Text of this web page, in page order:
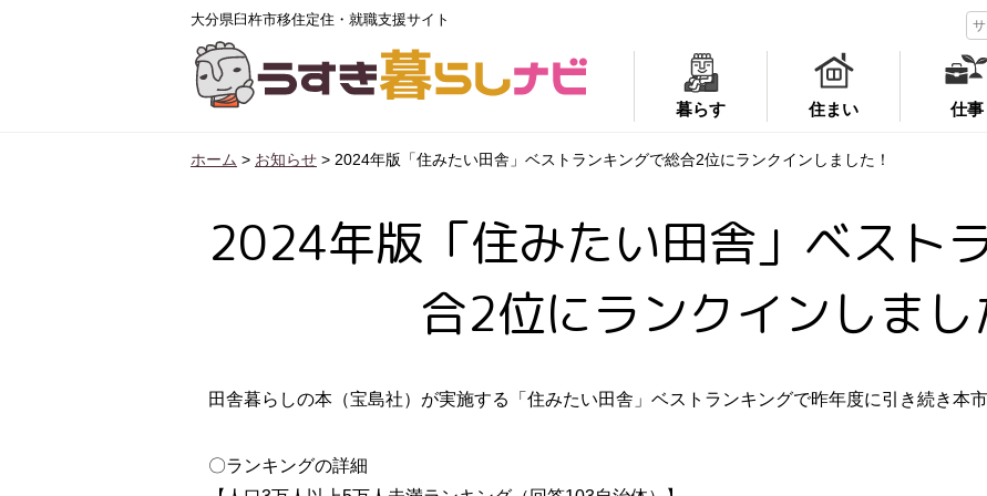
大分県臼杵市移住定住・就職支援サイト
暮らす 住まい 仕事
ホーム > お知らせ > 2024年版「住みたい田舎」ベストランキングで総合2位にランクインしました！
2024年版「住みたい田舎」ベスト
合2位にランクインしまし
田舎暮らしの本（宝島社）が実施する「住みたい田舎」ベストランキングで昨年度に引き続き本
〇ランキングの詳細